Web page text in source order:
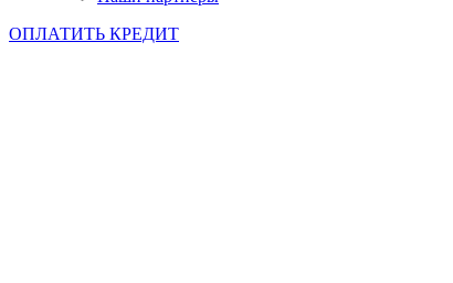
ОПЛАТИТЬ КРЕДИТ